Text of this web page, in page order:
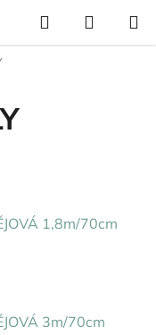
Hledat
KOŠÍK
1,8m/70cm
3m/70cm